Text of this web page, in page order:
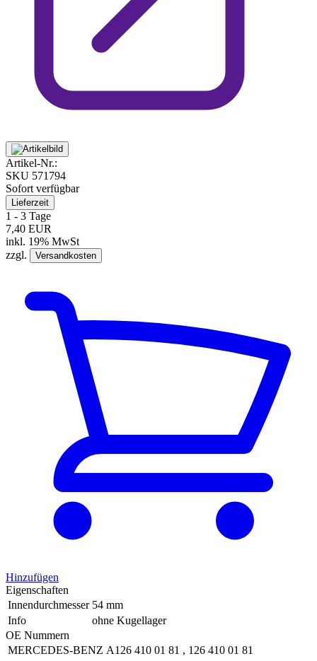
Artikel-Nr.:
SKU 571794
Sofort verfügbar
Lieferzeit
1 - 3 Tage
7,40 EUR
inkl. 19% MwSt
zzgl.
Versandkosten
Hinzufügen
Eigenschaften
Innendurchmesser 54 mm
Info
ohne Kugellager
OE Nummern
MERCEDES-BENZ A126 410 01 81 , 126 410 01 81